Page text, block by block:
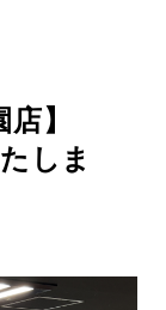
】
しま